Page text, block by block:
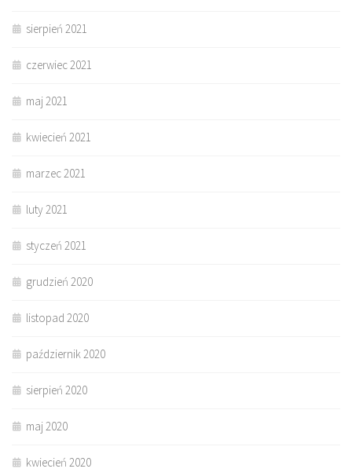
sierpień 2021
czerwiec 2021
maj 2021
kwiecień 2021
marzec 2021
luty 2021
styczeń 2021
grudzień 2020
listopad 2020
październik 2020
sierpień 2020
maj 2020
kwiecień 2020